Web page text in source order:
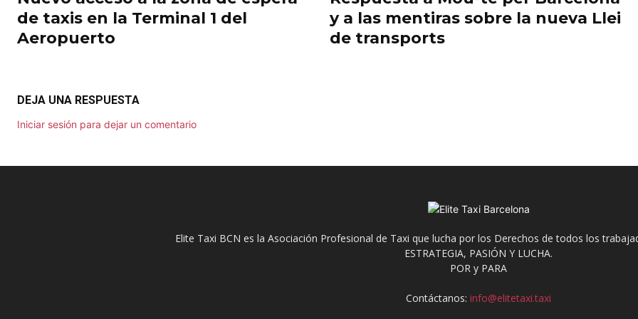
de taxis en la Terminal 1 del
Aeropuerto
y a las mentiras sobre la nueva Llei
de transports
DEJA UNA RESPUESTA
Iniciar sesión para dejar un comentario
Elite Taxi BCN es la Asociación Profesional de Taxi que lucha por los Derechos de todos los
ESTRATEGIA, PASIÓN Y LUCHA.
POR y PARA
Contáctanos: info@elitetaxi.taxi